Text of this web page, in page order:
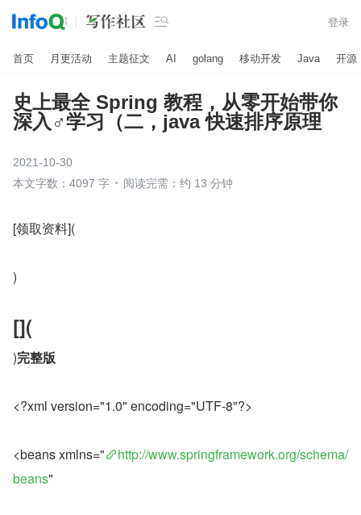
 登录
首页 月更活动 主题征文 AI golang 移动开发 Java 开源
史上最全 Spring 教程，从零开始带你
深入♂学习（二，java 快速排序原理
2021-10-30
本文字数：4097 字
阅读完需：约 13 分钟
[领取资料](
)
[](
)完整版
<?xml version="1.0" encoding="UTF-8"?>
<beans xmlns="
http://www.springframework.org/schema/
beans"